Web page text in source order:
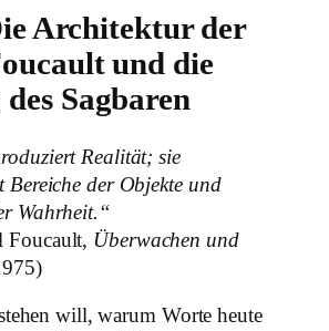
Architektur der
und die
Sagbaren
Realität; sie
Bereiche der Objekte und
Wahrheit.“
Überwachen und
will, warum Worte heute